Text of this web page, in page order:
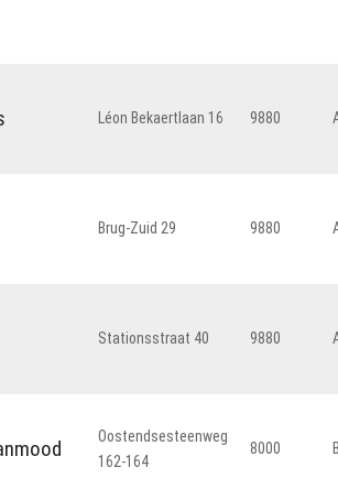
Léon Bekaertlaan 16 9880
Brug-Zuid 29 9880
Stationsstraat 40 9880
Oostendsesteenweg
162-164
8000